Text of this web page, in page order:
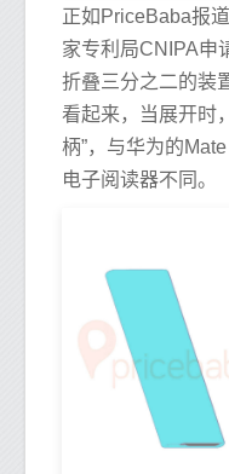
正如PriceBaba报
家专利局CNIPA申
折叠三分之二的装
看起来，当展开时
柄”，与华为的
电子阅读器不同。